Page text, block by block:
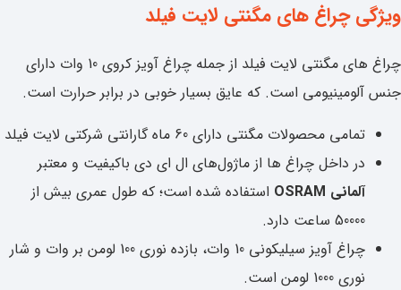
ویژگی چراغ های مگنتی لایت فیلد
چراغ های مگنتی لایت فیلد از جمله چراغ آویز کروی 10 وات دارای
جنس آلومینیومی است. که عایق بسیار خوبی در برابر حرارت است.
تمامی محصولات مگنتی دارای 60 ماه گارانتی شرکتی لایت فیلد
در داخل چراغ ها از ماژول‌های ال ای دی باکیفیت و معتبر
آلمانی OSRAM
استفاده شده است؛ که طول عمری بیش از
50000 ساعت دارد.
چراغ آویز سیلیکونی 10 وات
، بازده نوری 100 لومن بر وات و شار
نوری 1000 لومن است.